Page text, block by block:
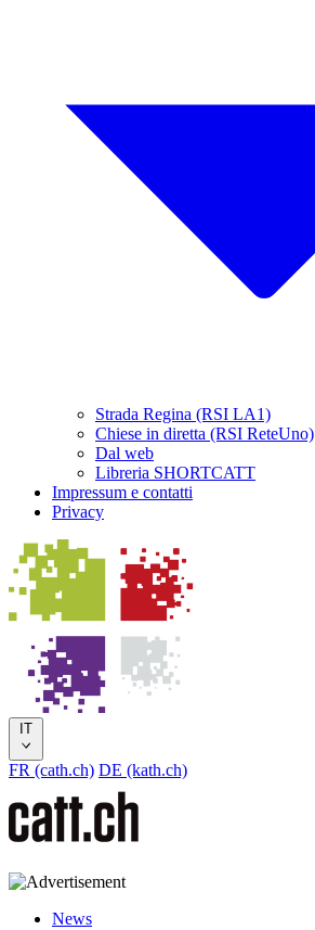
Strada Regina (RSI LA1)
Chiese in diretta (RSI ReteUno)
Dal web
Libreria SHORTCATT
Impressum e contatti
Privacy
IT
FR (cath.ch) DE (kath.ch)
News